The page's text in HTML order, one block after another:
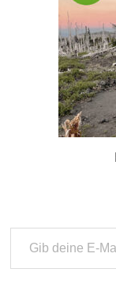
deine